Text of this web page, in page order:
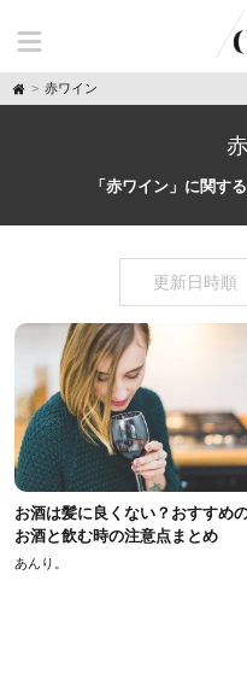
H
o
赤ワイン
「赤ワイン」に関す
更新日時順
お酒は髪に良くない？おすすめ
お酒と飲む時の注意点まとめ
あんり。